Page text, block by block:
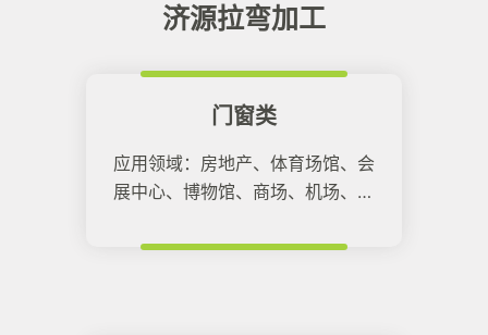
济源拉弯加工
门窗类
应用领域：房地产、体育场馆、会
展中心、博物馆、商场、机场、高